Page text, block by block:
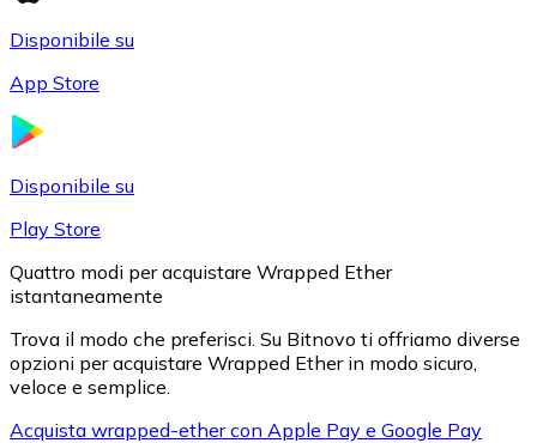
Disponibile su
App Store
Disponibile su
Play Store
Quattro modi per acquistare Wrapped Ether
istantaneamente
Trova il modo che preferisci. Su Bitnovo ti offriamo diverse
opzioni per acquistare Wrapped Ether in modo sicuro,
veloce e semplice.
Acquista wrapped-ether con Apple Pay e Google Pay